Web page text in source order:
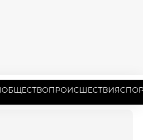
ОБЩЕСТВОПРОИСШЕСТВИЯ